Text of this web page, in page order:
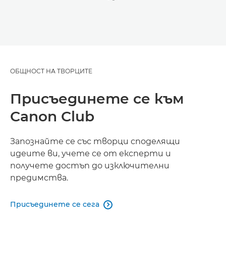
ОБЩНОСТ НА ТВОРЦИТЕ
Присъединете се към
Canon Club
Запознайте се със творци споделящи
идеите ви, учете се от експерти и
получете достъп до изключителни
предимства.
Присъединете се сега 